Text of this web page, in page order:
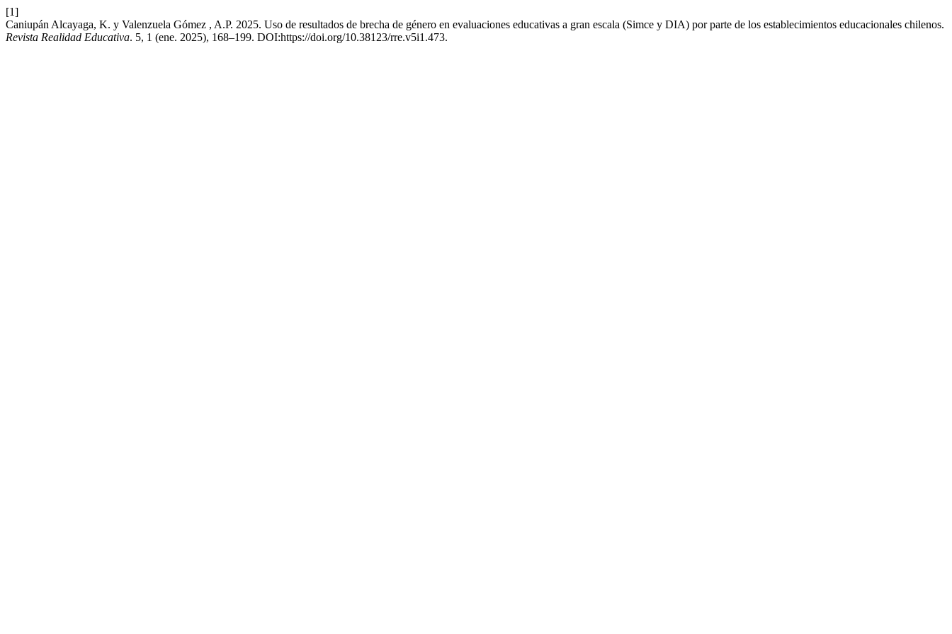
[1]
Caniupán Alcayaga, K. y Valenzuela Gómez , A.P. 2025. Uso de resultados de brecha de género en evaluaciones educativas a gran escala (Simce y DIA) por parte de los establecimientos educacionales chilenos.
Revista Realidad Educativa. 5, 1 (ene. 2025), 168–199. DOI:https://doi.org/10.38123/rre.v5i1.473.